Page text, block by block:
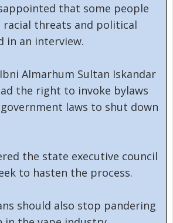
that some people
threats and political
in an interview.
Almarhum Sultan Iskandar
the right to invoke bylaws
laws to shut down
the state executive council
to hasten the process.
should also stop pandering